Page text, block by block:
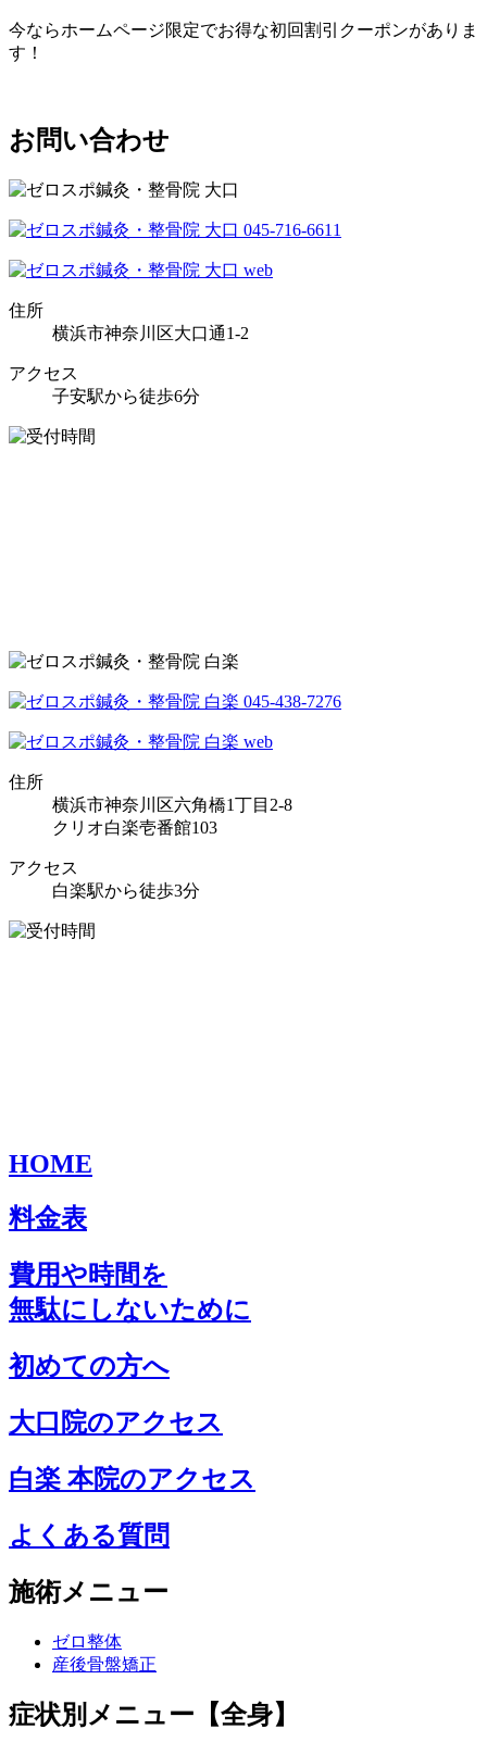
今ならホームページ限定でお得な初回割引クーポンがありま
す！
お問い合わせ
住所
横浜市神奈川区大口通1-2
アクセス
子安駅から徒歩6分
住所
横浜市神奈川区六角橋1丁目2-8
クリオ白楽壱番館103
アクセス
白楽駅から徒歩3分
HOME
料金表
費用や時間を
無駄にしないために
初めての方へ
大口院のアクセス
白楽 本院のアクセス
よくある質問
施術メニュー
ゼロ整体
産後骨盤矯正
症状別メニュー【全身】